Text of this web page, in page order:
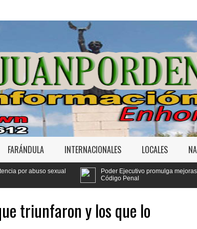
FARÁNDULA INTERNACIONALES LOCALES
Poder Ejecutivo promulga mejoras al
Tribunal
triunfaron y los que lo